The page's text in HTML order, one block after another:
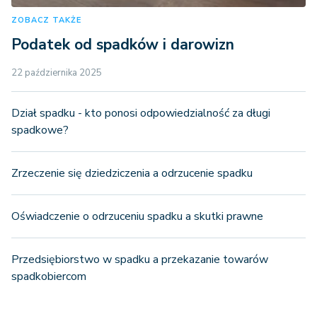
ZOBACZ TAKŻE
Podatek od spadków i darowizn
22 października 2025
Dział spadku - kto ponosi odpowiedzialność za długi
spadkowe?
Zrzeczenie się dziedziczenia a odrzucenie spadku
Oświadczenie o odrzuceniu spadku a skutki prawne
Przedsiębiorstwo w spadku a przekazanie towarów
spadkobiercom